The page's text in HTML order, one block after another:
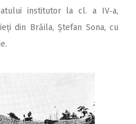
institutor la cl. a IV‑a,
din Brăila, Ștefan Sona, cu